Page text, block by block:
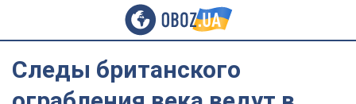
Следы британского